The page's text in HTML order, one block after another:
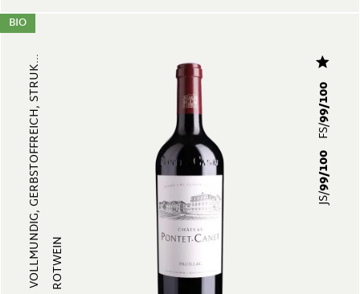
BIO
VOLLMUNDIG, GERBSTOFFREICH, STRUK... ROTWEIN
JS/
99/100
FS/
99/100